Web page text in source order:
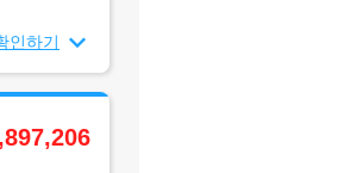
인하기